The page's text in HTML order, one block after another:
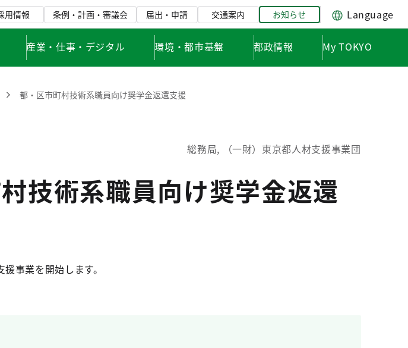
用情報 条例・計画・審議会 届出・申請 交通案内 お知らせ Language
産業・仕事・デジタル 環境・都市基盤 都政情報 My TOKYO
都・区市町村技術系職員向け奨学金返還支援
総務局, （一財）東京都人材支援事業団
技術系職員向け奨学金返還
事業を開始します。